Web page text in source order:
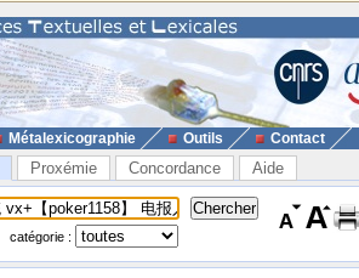
Métalexicographie Outils Contact
Proxémie Concordance Aide
catégorie :